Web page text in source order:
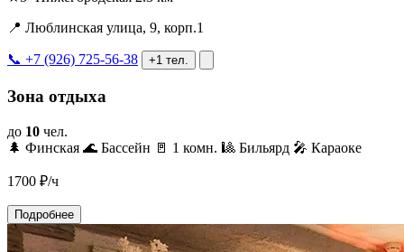
📍 Люблинская улица, 9, корп.1
📞 +7 (926) 725-56-38 +1 тел.
Зона отдыха
до 10 чел.
🌲 Финская 🌊 Бассейн 🚪 1 комн. 🎱 Бильярд 🎤 Караоке
1700 ₽/ч
Подробнее